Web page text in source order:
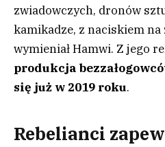
zwiadowczych, dronów
kamikadze, z naciskiem na
wymieniał Hamwi. Z jego
produkcja
się już w 2019 roku.
Rebelianci